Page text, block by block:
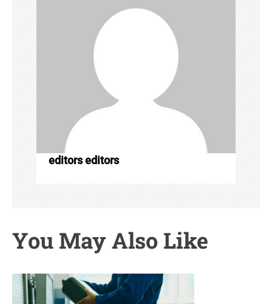
n
editors editors
You May Also Like